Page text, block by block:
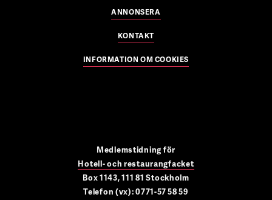
ANNONSERA
KONTAKT
INFORMATION OM COOKIES
Medlemstidning för
Hotell- och restaurangfacket
Box 1143, 111 81 Stockholm
Telefon (vx): 0771-57 58 59